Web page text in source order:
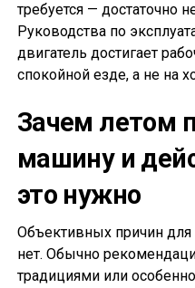
требуется — достаточно
Руководства по
двигатель достигает
спокойной езде, а не на
Зачем летом
машину и
это нужно
Объективных причин для
нет. Обычно
традициями или